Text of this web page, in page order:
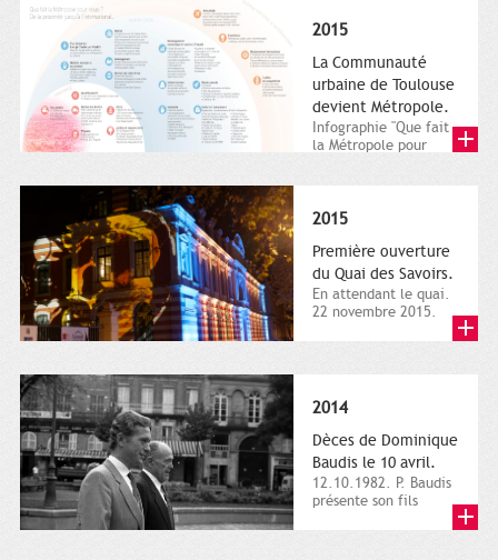
2015
La Communauté
urbaine de Toulouse
devient Métropole.
Infographie "Que fait
la Métropole pour
2015
Première ouverture
du Quai des Savoirs.
En attendant le quai.
22 novembre 2015.
2014
Dèces de Dominique
Baudis le 10 avril.
12.10.1982. P. Baudis
présente son fils